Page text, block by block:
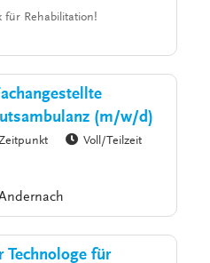
für Rehabilitation!
(m/w/d)
Voll/Teilzeit
für